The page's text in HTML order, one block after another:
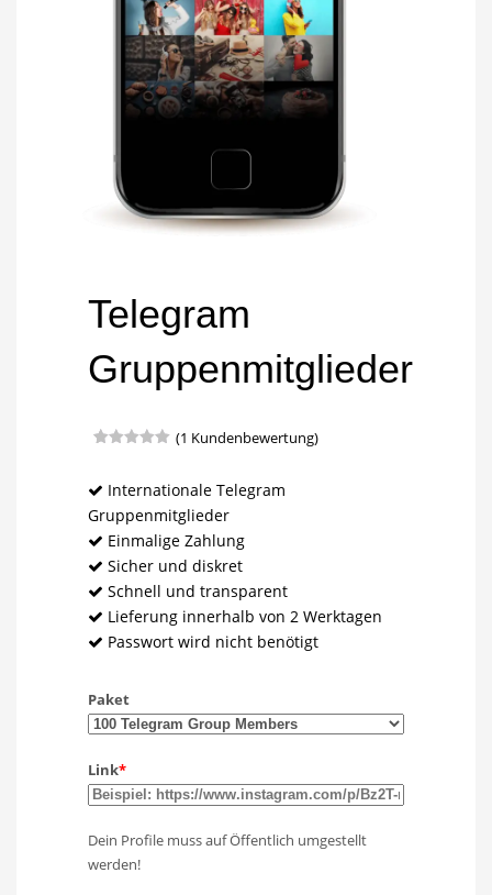
Telegram
Gruppenmitglieder
von 5,
basierend
auf
Kundenbewertung
(1 Kundenbewertung)
Internationale Telegram
Gruppenmitglieder
Einmalige Zahlung
Sicher und diskret
Schnell und transparent
Lieferung innerhalb von 2 Werktagen
Passwort wird nicht benötigt
Paket
Link*
Dein Profile muss auf Öffentlich umgestellt
werden!